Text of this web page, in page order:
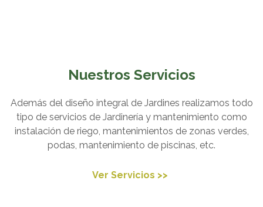
Nuestros Servicios
Además del diseño integral de Jardines realizamos todo
tipo de servicios de Jardinería y mantenimiento como
instalación de riego, mantenimientos de zonas verdes,
podas, mantenimiento de piscinas, etc.
Ver Servicios >>